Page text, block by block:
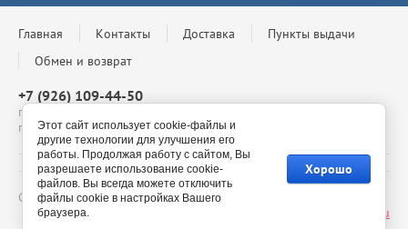
Главная Контакты Доставка
Пункты выдачи
Обмен и возврат
+7 (926) 109-44-50
г. Москва, Проспект Андропова, д. 8, ТЦ Мегаполис, 4 этаж,
павильон 4-69, с 10:00 до 20:00
Copyright © - 2026 BelmilStore - официальный сайт
megagroup.ru
Этот сайт использует cookie-файлы и
другие технологии для улучшения его
работы. Продолжая работу с сайтом, Вы
разрешаете использование cookie-
файлов. Вы всегда можете отключить
файлы cookie в настройках Вашего
браузера.
Хорошо